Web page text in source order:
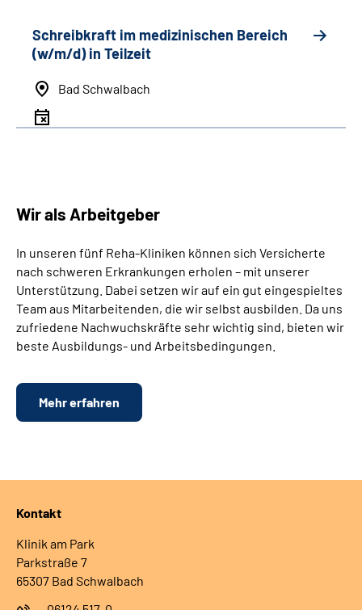
Schreibkraft im medizinischen Bereich
(w/m/d) in Teilzeit
Bad Schwalbach
Wir als Arbeitgeber
In unseren fünf Reha-Kliniken können sich Versicherte
nach schweren Erkrankungen erholen – mit unserer
Unterstützung. Dabei setzen wir auf ein gut eingespieltes
Team aus Mitarbeitenden, die wir selbst ausbilden. Da uns
zufriedene Nachwuchskräfte sehr wichtig sind, bieten wir
beste Ausbildungs- und Arbeitsbedingungen.
Mehr erfahren
Kontakt
Klinik am Park
Parkstraße 7
65307 Bad Schwalbach